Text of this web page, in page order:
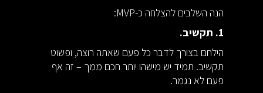
הנה השלבים להצלחה כ-MVP:
1. תקשיב.
הילחם בצורך לדבר כל פעם שאתה רוצה, ופשוט
תקשיב. תמיד יש מישהו יותר חכם ממך – זה אף
פעם לא נגמר.